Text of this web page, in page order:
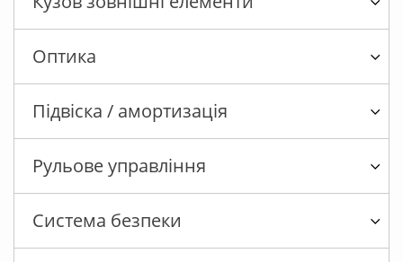
Оптика
Підвіска / амортизація
Рульове управління
Система безпеки